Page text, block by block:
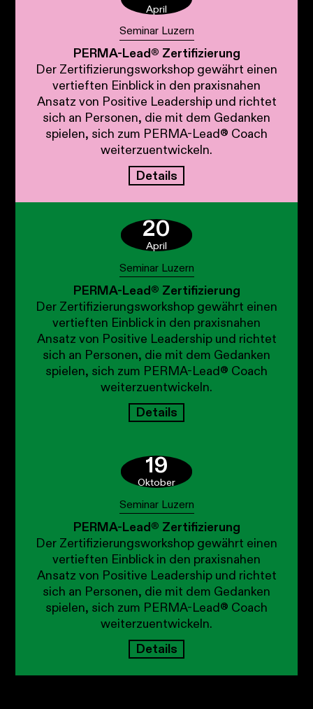
April
Seminar Luzern
PERMA-Lead® Zertifizierung
Der Zertifizierungsworkshop gewährt einen
vertieften Einblick in den praxisnahen
Ansatz von Positive Leadership und richtet
sich an Personen, die mit dem Gedanken
spielen, sich zum PERMA-Lead® Coach
weiterzuentwickeln.
Details
20
April
Seminar Luzern
PERMA-Lead® Zertifizierung
Der Zertifizierungsworkshop gewährt einen
vertieften Einblick in den praxisnahen
Ansatz von Positive Leadership und richtet
sich an Personen, die mit dem Gedanken
spielen, sich zum PERMA-Lead® Coach
weiterzuentwickeln.
Details
19
Oktober
Seminar Luzern
PERMA-Lead® Zertifizierung
Der Zertifizierungsworkshop gewährt einen
vertieften Einblick in den praxisnahen
Ansatz von Positive Leadership und richtet
sich an Personen, die mit dem Gedanken
spielen, sich zum PERMA-Lead® Coach
weiterzuentwickeln.
Details